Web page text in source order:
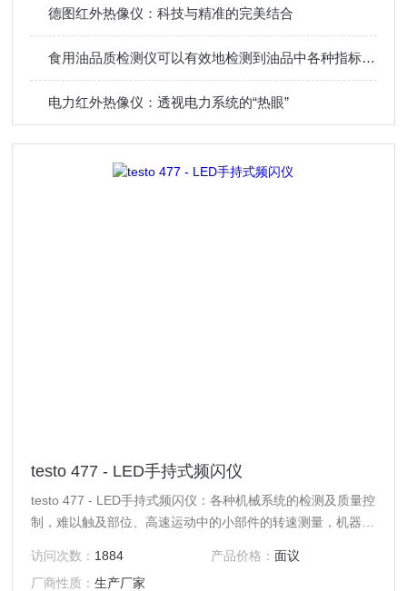
德图红外热像仪：科技与精准的完美结合
食用油品质检测仪可以有效地检测到油品中各种指标的含量
电力红外热像仪：透视电力系统的“热眼”
testo 477 - LED手持式频闪仪
testo 477 - LED手持式频闪仪：各种机械系统的检测及质量控
制，难以触及部位、高速运动中的小部件的转速测量，机器还
访问次数： 1884 产品价格： 面议
厂商性质：生产厂家